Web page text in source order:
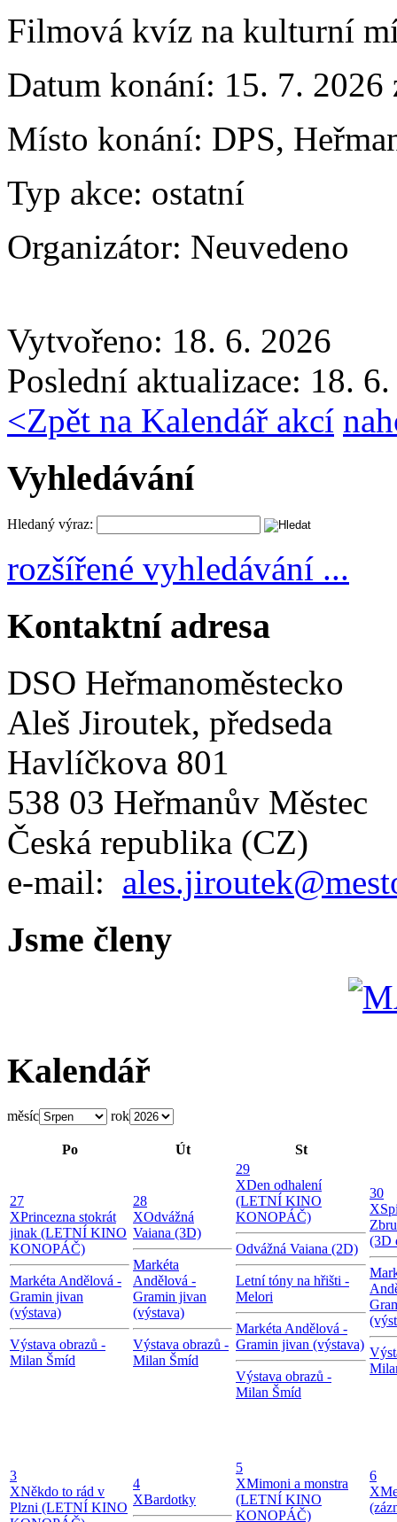
Filmová kvíz na kulturní
Datum konání: 15. 7. 2026
Místo konání: DPS,
Typ akce: ostatní
Organizátor: Neuvedeno
Vytvořeno: 18. 6. 2026
Poslední aktualizace: 18.
<Zpět na Kalendář akcí
Vyhledávání
Hledaný výraz:
rozšířené vyhledávání ...
Kontaktní adresa
DSO Heřmanoměstecko
Aleš Jiroutek, předseda
Havlíčkova 801
538 03 Heřmanův Městec
Česká republika (CZ)
e-mail:
Jsme členy
Kalendář
měsíc rok
Po Út St
27
XPrincezna stokrát
jinak (LETNÍ KINO
KONOPÁČ)
Markéta Andělová -
Gramin jivan
(výstava)
Výstava obrazů -
Milan Šmíd
28
XOdvážná
Vaiana (3D)
Markéta
Andělová -
Gramin jivan
(výstava)
Výstava obrazů -
Milan Šmíd
29
XDen odhalení
(LETNÍ KINO
KONOPÁČ)
Odvážná Vaiana (2D)
Letní tóny na hřišti -
Melori
Markéta Andělová -
Gramin jivan (výstava)
Výstava obrazů -
Milan Šmíd
30
X
(3D
3
XNěkdo to rád v
Plzni (LETNÍ KINO
4
XBardotky
5
XMimoni a monstra
(LETNÍ KINO
KONOPÁČ)
6
X